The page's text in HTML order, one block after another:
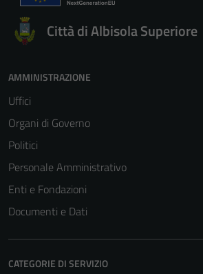
Città di Albisola Superiore
AMMINISTRAZIONE
Uffici
Organi di Governo
Politici
Personale Amministrativo
Enti e Fondazioni
Documenti e Dati
CATEGORIE DI SERVIZIO